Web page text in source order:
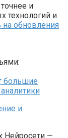
и
технологий и
обновления
и
Нейросети —